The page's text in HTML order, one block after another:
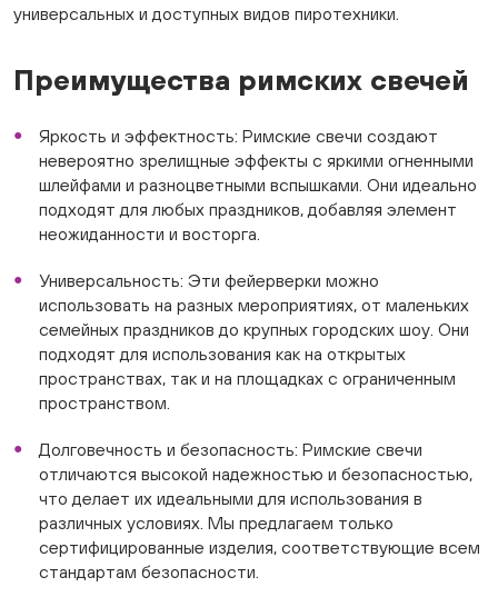
универсальных и доступных видов пиротехники.
Преимущества римских свечей
Яркость и эффектность: Римские свечи создают
невероятно зрелищные эффекты с яркими огненными
шлейфами и разноцветными вспышками. Они идеально
подходят для любых праздников, добавляя элемент
неожиданности и восторга.
Универсальность: Эти фейерверки можно
использовать на разных мероприятиях, от маленьких
семейных праздников до крупных городских шоу. Они
подходят для использования как на открытых
пространствах, так и на площадках с ограниченным
пространством.
Долговечность и безопасность: Римские свечи
отличаются высокой надежностью и безопасностью,
что делает их идеальными для использования в
различных условиях. Мы предлагаем только
сертифицированные изделия, соответствующие всем
стандартам безопасности.